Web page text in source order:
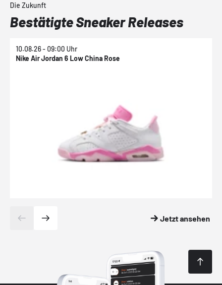
Die Zukunft
Bestätigte Sneaker Releases
10.08.26 - 09:00 Uhr
Nike Air Jordan 6 Low China Rose
Jetzt ansehen